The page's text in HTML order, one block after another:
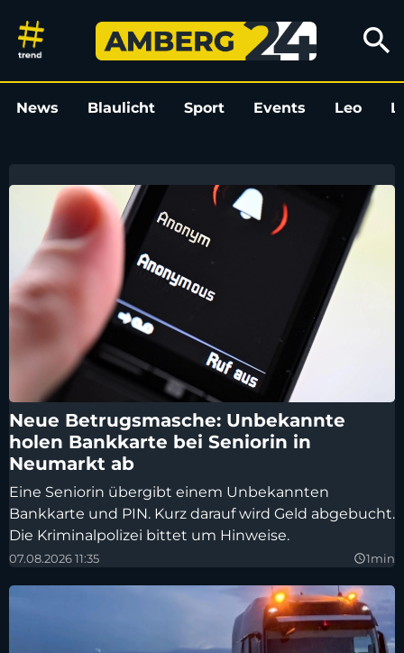
Amberg24
search
News Blaulicht Sport Events Leo
Neue Betrugsmasche: Unbekannte
holen Bankkarte bei Seniorin in
Neumarkt ab
Eine Seniorin übergibt einem Unbekannten
Bankkarte und PIN. Kurz darauf wird Geld abgebucht.
Die Kriminalpolizei bittet um Hinweise.
07.08.2026 11:35 query_builder1min